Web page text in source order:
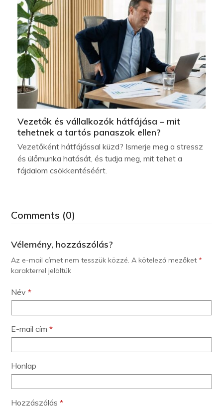
Vezetők és vállalkozók hátfájása – mit
tehetnek a tartós panaszok ellen?
Vezetőként hátfájással küzd? Ismerje meg a stressz
és ülőmunka hatását, és tudja meg, mit tehet a
fájdalom csökkentéséért.
Comments (0)
Vélemény, hozzászólás?
Az e-mail címet nem tesszük közzé. A kötelező mezőket*
karakterrel jelöltük
Név*
E-mail cím*
Honlap
Hozzászólás*